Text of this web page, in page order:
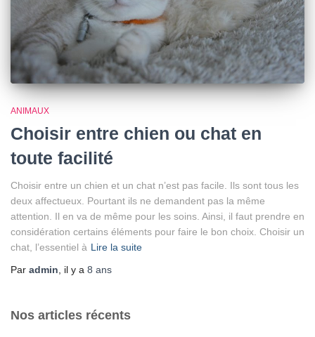
ANIMAUX
Choisir entre chien ou chat en
toute facilité
Choisir entre un chien et un chat n’est pas facile. Ils sont tous les
deux affectueux. Pourtant ils ne demandent pas la même
attention. Il en va de même pour les soins. Ainsi, il faut prendre en
considération certains éléments pour faire le bon choix. Choisir un
chat, l’essentiel à Lire la suite
Par admin , il y a 8 ans
Nos articles récents